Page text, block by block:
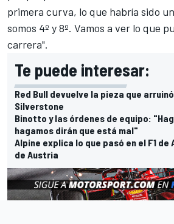
primera curva, lo que habría sido
somos 4º y 8º. Vamos a ver lo que
carrera".
Te puede interesar:
Red Bull devuelve la pieza que
Silverstone
Binotto y las órdenes de equipo:
hagamos dirán que está mal"
Alpine explica lo que pasó en el F1 de
de Austria